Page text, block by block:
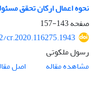
نحوه اعمال ارکان تحقق
صفحه143-157
رسول ملکوتی
مشاهده مقاله
اصل